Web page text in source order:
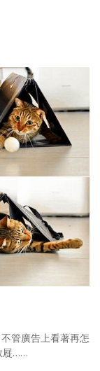
管廣告上看著再怎
屣……